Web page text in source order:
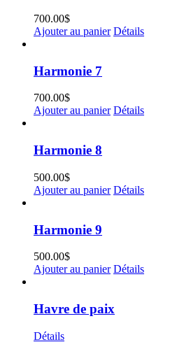
700.00$
Ajouter au panier Détails
Harmonie 7
700.00$
Ajouter au panier Détails
Harmonie 8
500.00$
Ajouter au panier Détails
Harmonie 9
500.00$
Ajouter au panier Détails
Havre de paix
Détails